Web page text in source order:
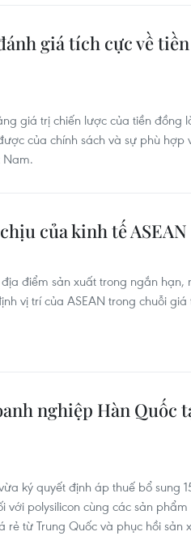
giá tích cực về
giá trị chiến lược của tiền đồng
của chính sách và sự phù hợp
Nam.
của kinh tế ASEAN
điểm sản xuất trong ngắn hạn,
vị trí của ASEAN trong chuỗi
nghiệp Hàn Quốc
ký quyết định áp thuế bổ sung
với polysilicon cùng các sản
rẻ từ Trung Quốc và phục hồi sản